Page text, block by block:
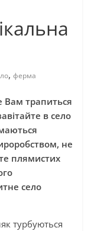
, ферма
Вам трапиться
в село
не
плямистих
село
турбуються